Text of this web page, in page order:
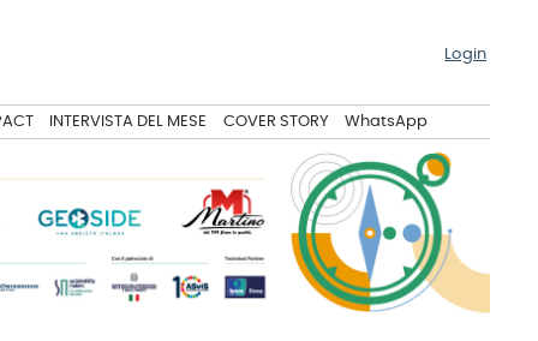
Login
INTERVISTA DEL MESE COVER STORY WhatsApp